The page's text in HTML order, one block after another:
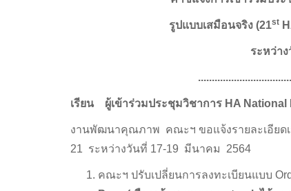
รูปแบบเสมือนจริง (21st
ระหว่า
เรียน ผู้เข้าร่วมประชุมวิชาการ HA
งานพัฒนาคุณภาพ คณะฯ ขอแจ้งรายละเอียดเ
21 ระหว่างวันที่ 17-19 มีนาคม 2564
คณะฯ ปรับเปลี่ยนการลงทะเบียนแบบ